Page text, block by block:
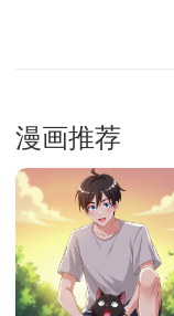
漫画推荐